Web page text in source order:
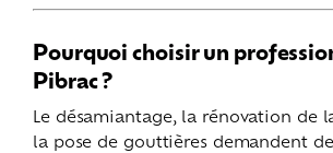
Pourquoi choisir un
Pibrac ?
Le désamiantage, la rénovation de
la pose de gouttières demandent